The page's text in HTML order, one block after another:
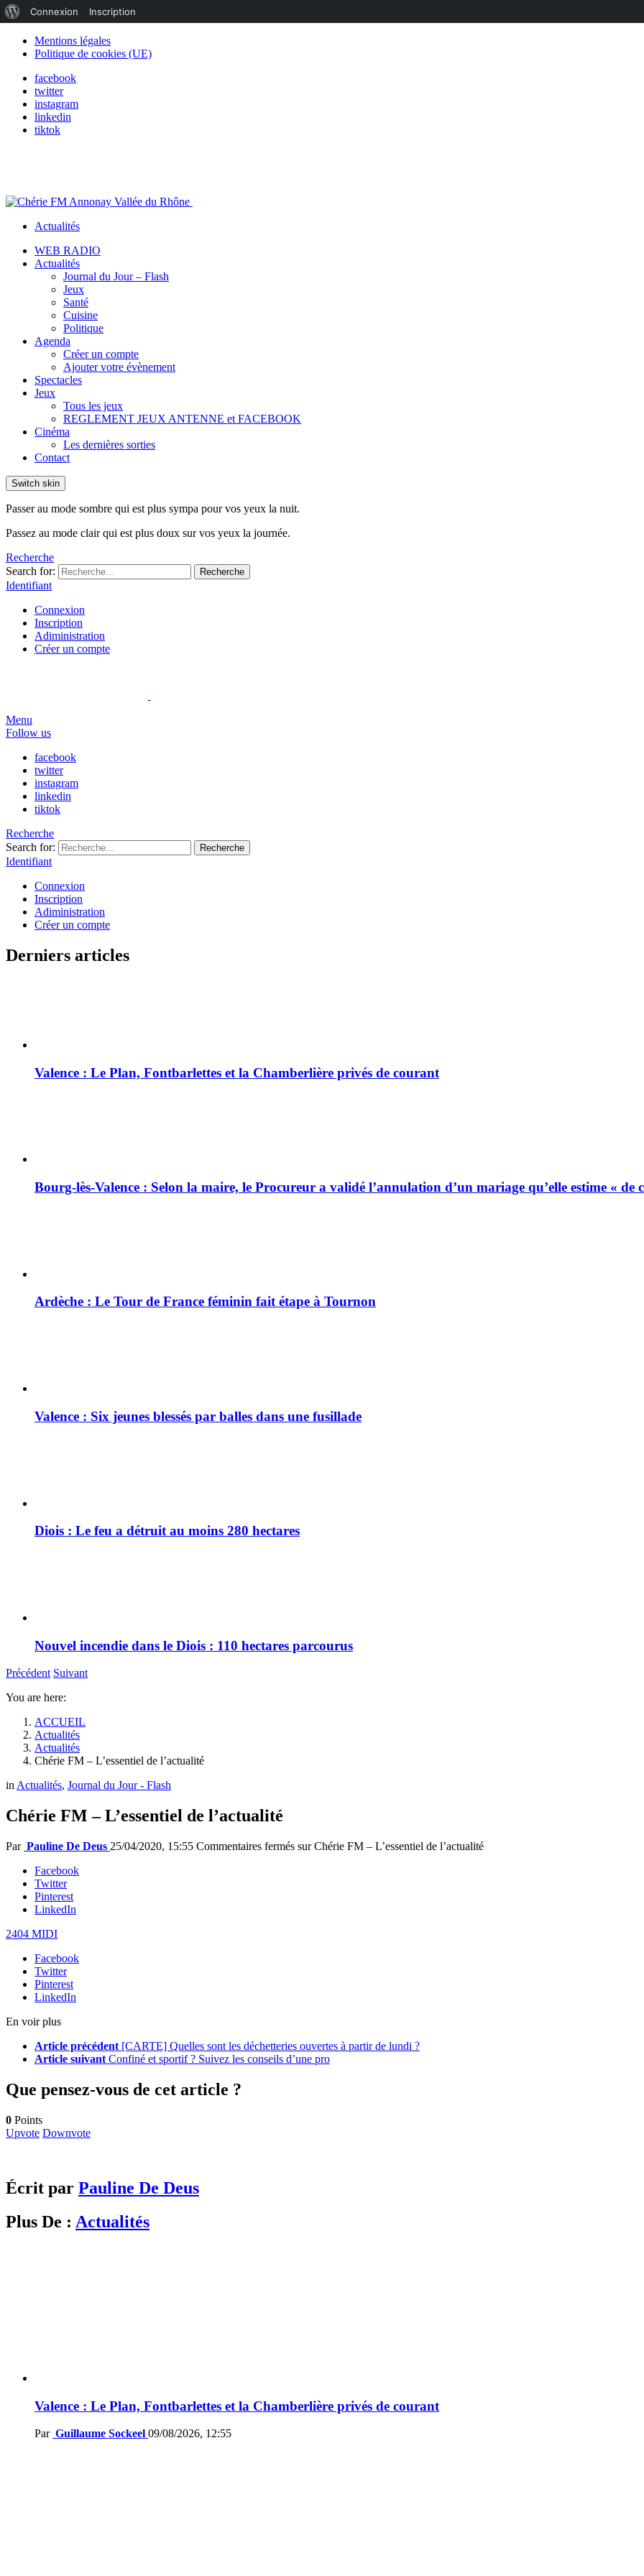
Mentions légales
Politique de cookies (UE)
facebook
twitter
instagram
linkedin
tiktok
Actualités
WEB RADIO
Actualités
Journal du Jour – Flash
Jeux
Santé
Cuisine
Politique
Agenda
Créer un compte
Ajouter votre évènement
Spectacles
Jeux
Tous les jeux
REGLEMENT JEUX ANTENNE et FACEBOOK
Cinéma
Les dernières sorties
Contact
Switch skin
Passer au mode sombre qui est plus sympa pour vos yeux la nuit.
Passez au mode clair qui est plus doux sur vos yeux la journée.
Recherche
Search for:
Recherche
Identifiant
Connexion
Inscription
Adiministration
Créer un compte
Menu
Follow us
facebook
twitter
instagram
linkedin
tiktok
Recherche
Search for:
Recherche
Identifiant
Connexion
Inscription
Adiministration
Créer un compte
Derniers articles
Valence : Le Plan, Fontbarlettes et la Chamberlière privés de courant
Bourg-lès-Valence : Selon la maire, le Procureur a validé l’annulation d’un mariage qu’elle estime « de
Ardèche : Le Tour de France féminin fait étape à Tournon
Valence : Six jeunes blessés par balles dans une fusillade
Diois : Le feu a détruit au moins 280 hectares
Nouvel incendie dans le Diois : 110 hectares parcourus
Précédent Suivant
You are here:
ACCUEIL
Actualités
Actualités
Chérie FM – L’essentiel de l’actualité
inActualités, Journal du Jour - Flash
Chérie FM – L’essentiel de l’actualité
Par Pauline De Deus 25/04/2020, 15:55 Commentaires fermés sur Chérie FM – L’essentiel de l’actualité
Facebook
Twitter
Pinterest
LinkedIn
2404 MIDI
Facebook
Twitter
Pinterest
LinkedIn
En voir plus
Article précédent [CARTE] Quelles sont les déchetteries ouvertes à partir de lundi ?
Article suivant Confiné et sportif ? Suivez les conseils d’une pro
Que pensez-vous de cet article ?
0 Points
Upvote Downvote
Écrit par Pauline De Deus
Plus De : Actualités
Valence : Le Plan, Fontbarlettes et la Chamberlière privés de courant
Par Guillaume Sockeel 09/08/2026, 12:55
de
WordPress
Connexion Inscription